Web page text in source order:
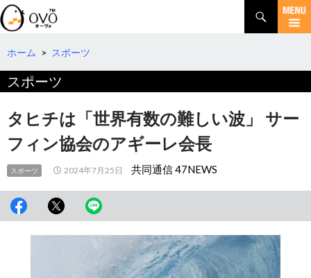
検
索
コ
テ
へ
ホーム > スポーツ
スポーツ
タヒチは「世界有数の難しい波」 サー
フィン協会のアギーレ会長
スポーツ 2024年7月25日 共同通信 47NEWS